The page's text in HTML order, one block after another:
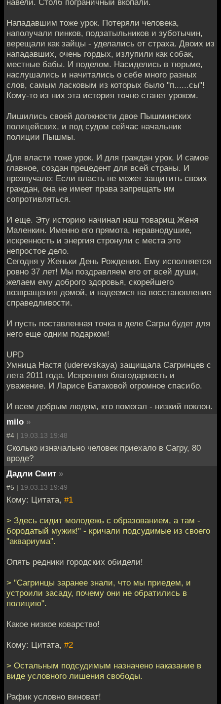
навели. Столб пограничный вкопали.
Нападавшим тоже урок. Потеряли человека,
наполучали пинков, подзатыльников и зуботычин,
верещали как зайцы - уделались от страха. Двоих из
нападавших, очень гордых, излупили как собак,
местные бабы. И поделом. Насиделись в тюрьме,
наслушались и начитались о себе много разных
слов, самым ласковым из которых было "п......сы"!
Кому-то из них эта история точно станет уроком.
Лишились своей должности двое Пышминских
полицейских, и под судом сейчас начальник
полиции Пышмы.
Для власти тоже урок. И для граждан урок. И самое
главное, создан прецедент для всей страны. И
прозвучало: Если власть не может защитить своих
граждан, она не имеет права запрещать им
сопротивляться.
И еще. Эту историю начинал наш товарищ Женя
Маленкин. Именно его прямота, неравнодушие,
искренность и энергия стронули с места это
непростое дело.
Сегодня у Женьки День Рождения. Ему исполняется
ровно 37 лет! Мы поздравляем его от всей души,
желаем ему доброго здоровья, скорейшего
возвращения домой, и надеемся на восстановление
справедливости.
И пусть поставленная точка в деле Сагры будет для
него еще одним подарком!
UPD
Умница Настя (uderevskaya) защищала Сагринцев с
лета 2011 года. Искренняя благодарность и
уважение. И Ларисе Батаковой огромное спасибо.
И всем добрым людям, кто помогал - низкий поклон.
milo »
#4 | 19.03.13 19:48
Сколько изначально человек приехало в Сагру, 80
вроде?
Дадли Смит »
#5 | 19.03.13 19:49
Кому: Цитата, #1
> Здесь сидит молодежь с образованием, а там -
бородатый мужик!" - кричали подсудимые из своего
"аквариума".
Опять редники городских обидели!
> "Сагринцы заранее знали, что мы приедем, и
устроили засаду, почему они не обратились в
полицию".
Какое низкое коварство!
Кому: Цитата, #2
> Остальным подсудимым назначено наказание в
виде условного лишения свободы.
Рафик условно виноват!